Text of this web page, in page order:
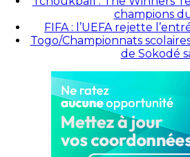
champions
FIFA : l’UEFA rejette
Togo/Championnats
de Sokodé